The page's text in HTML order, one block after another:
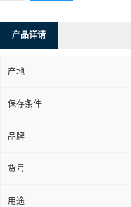
产品详请
产地
保存条件
品牌
货号
用途